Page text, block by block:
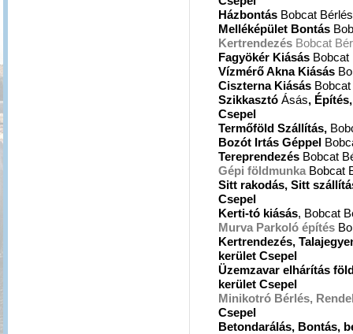
Házbontás Bobcat
Melléképület Bontás
Kertrendezés Bobcat
Fagyökér Kiásás
Vízmérő Akna Kiásás
Ciszterna Kiásás
Szikkasztó Ásás, Építés,
Csepel
Termőföld Szállítás,
Bozót Irtás Géppel
Tereprendezés Bobcat
Gépi földmunka Bobcat
Sitt rakodás, Sitt
Csepel
Kerti-tó kiásás, Bobcat
Murva Parkoló építés
Kertrendezés,
kerület Csepel
Üzemzavar elhárítás
kerület Csepel
Minikotró Bérlés,
Csepel
Betondarálás, Bontás,